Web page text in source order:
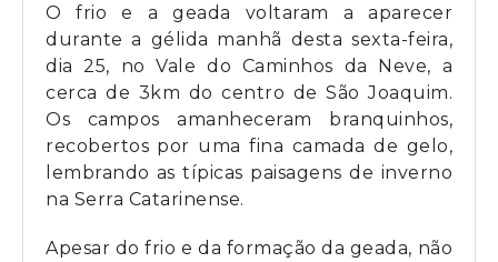
O frio e a geada voltaram a aparecer
durante a gélida manhã desta sexta-feira,
dia 25, no Vale do Caminhos da Neve, a
cerca de 3km do centro de São Joaquim.
Os campos amanheceram branquinhos,
recobertos por uma fina camada de gelo,
lembrando as típicas paisagens de inverno
na Serra Catarinense.
Apesar do frio e da formação da geada, não